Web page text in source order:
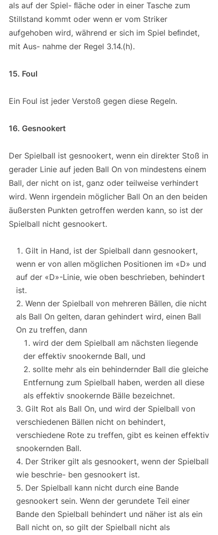
als auf der Spiel- ﬂäche oder in einer Tasche zum
Stillstand kommt oder wenn er vom Striker
aufgehoben wird, während er sich im Spiel beﬁndet,
mit Aus- nahme der Regel 3.14.(h).
15. Foul
Ein Foul ist jeder Verstoß gegen diese Regeln.
16. Gesnookert
Der Spielball ist gesnookert, wenn ein direkter Stoß in
gerader Linie auf jeden Ball On von mindestens einem
Ball, der nicht on ist, ganz oder teilweise verhindert
wird. Wenn irgendein möglicher Ball On an den beiden
äußersten Punkten getroffen werden kann, so ist der
Spielball nicht gesnookert.
Gilt in Hand, ist der Spielball dann gesnookert,
wenn er von allen möglichen Positionen im «D» und
auf der «D»-Linie, wie oben beschrieben, behindert
ist.
Wenn der Spielball von mehreren Bällen, die nicht
als Ball On gelten, daran gehindert wird, einen Ball
On zu treffen, dann
wird der dem Spielball am nächsten liegende
der effektiv snookernde Ball, und
sollte mehr als ein behindernder Ball die gleiche
Entfernung zum Spielball haben, werden all diese
als effektiv snookernde Bälle bezeichnet.
Gilt Rot als Ball On, und wird der Spielball von
verschiedenen Bällen nicht on behindert,
verschiedene Rote zu treffen, gibt es keinen effektiv
snookernden Ball.
Der Striker gilt als gesnookert, wenn der Spielball
wie beschrie- ben gesnookert ist.
Der Spielball kann nicht durch eine Bande
gesnookert sein. Wenn der gerundete Teil einer
Bande den Spielball behindert und näher ist als ein
Ball nicht on, so gilt der Spielball nicht als